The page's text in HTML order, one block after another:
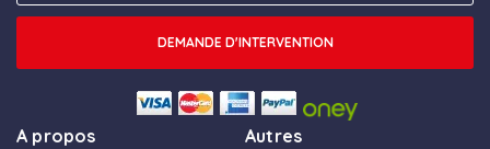
A propos Autres
DEMANDE D'INTERVENTION